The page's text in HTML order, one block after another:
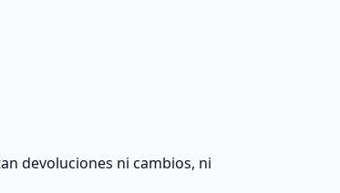
devoluciones ni cambios, ni